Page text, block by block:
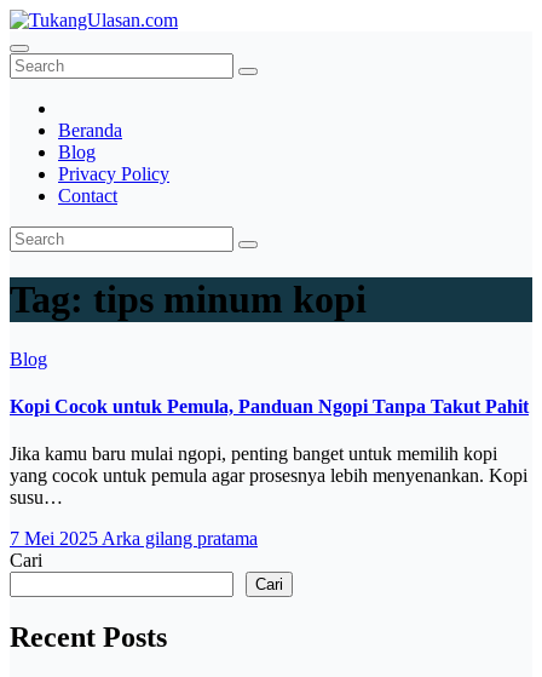
Skip
to
content
TukangUlasan.com
Baca Aja Dulu!
Beranda
Blog
Privacy Policy
Contact
Tag: tips minum kopi
Blog
Kopi Cocok untuk Pemula, Panduan Ngopi Tanpa Takut Pahit
Jika kamu baru mulai ngopi, penting banget untuk memilih kopi
yang cocok untuk pemula agar prosesnya lebih menyenankan. Kopi
susu…
7 Mei 2025Arka gilang pratama
Cari
Cari
Recent Posts